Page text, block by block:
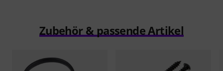
Zubehör & passende Artikel